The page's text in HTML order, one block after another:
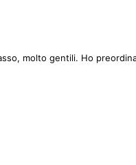
molto gentili. Ho